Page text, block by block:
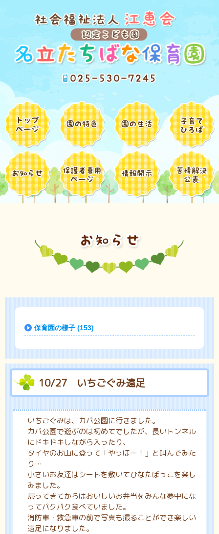
保育園の様子 (153)
10/27 いちごぐみ遠足
いちごぐみは、カバ公園に行きました。
カバ公園で遊ぶのは初めてでしたが、長いトンネル
にドキドキしながら入ったり、
タイヤのお山に登って「やっほー！」と叫んでみた
り…
小さいお友達はシートを敷いてひなたぼっこを楽し
みました。
帰ってきてからはおいしいお弁当をみんな夢中にな
ってパクパク食べていました。
消防車・救急車の前で写真も撮ることができ楽しい
遠足になりました。